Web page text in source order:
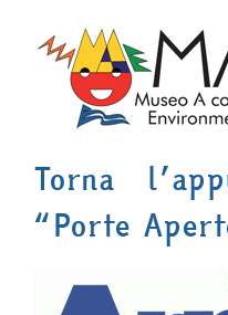
Torna
“Porte